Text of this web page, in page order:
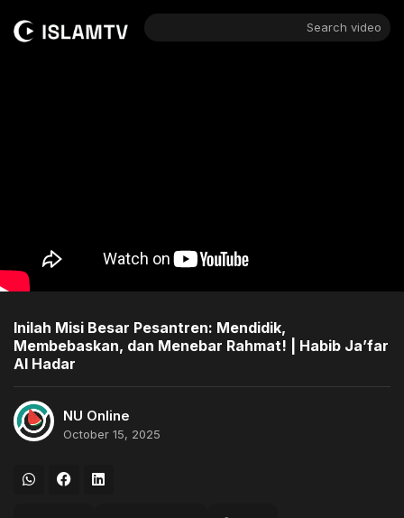
Search video
Inilah Misi Besar Pesantren: Mendidik,
Membebaskan, dan Menebar Rahmat! | Habib Ja’far
Al Hadar
NU Online
October 15, 2025